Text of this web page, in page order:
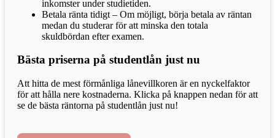
inkomster under studietiden.
Betala ränta tidigt – Om möjligt, börja betala av räntan
medan du studerar för att minska den totala
skuldbördan efter examen.
Bästa priserna på studentlån just nu
Att hitta de mest förmånliga lånevillkoren är en nyckelfaktor
för att hålla nere kostnaderna. Klicka på knappen nedan för att
se de bästa räntorna på studentlån just nu!